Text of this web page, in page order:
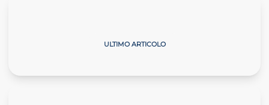
ULTIMO ARTICOLO